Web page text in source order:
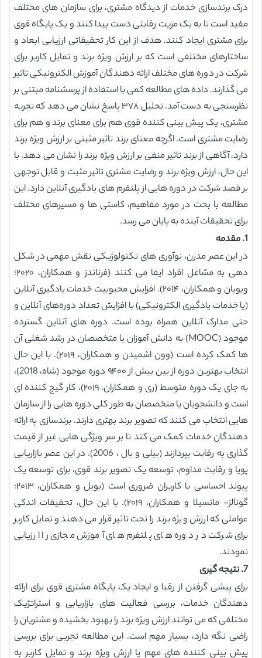
درک برندسازی خدمات از دیدگاه مشتری، برای سازمان های مختلف
مفید است تا به یک مزیت رقابتی دست پیدا کنند و یک پایگاه قوی
برای مشتری ایجاد کنند. هدف از این کار تحقیقاتی ارزیابی ابعاد و
ساختارهای مختلفی است که بر ارزش ویژه برند و تمایل کاربر برای
شرکت در دوره های مختلف ارائه دهندگان آموزش الکترونیکی تاثیر
می گذارند. داده های مطالعه کمی با استفاده از پرسشنامه مبتنی بر
نظرسنجی به دست آمد. تحلیل ۳۷۸ پاسخ نشان می دهد که تجربه
مشتری، یک پیش بینی کننده قوی هم برای معنای برند و هم برای
رضایت مشتری است. اگرچه معنای برند تاثیر مثبتی بر ارزش ویژه برند
دارد، آگاهی از برند تاثیر منفی بر ارزش ویژه برند را نشان می دهد. با
این حال، ارزش ویژه برند و رضایت مشتری تاثیر مثبت و قابل توجهی
بر قصد شرکت در دوره هایی از پلتفرم های یادگیری آنلاین دارد. این
مطالعه با بحث در مورد مفاهیم، کاستی ها و مسیرهای مختلف
برای تحقیقات آینده به پایان می رسد.
1. مقدمه
در این عصر مدرن، نوآوری های تکنولوژیکی نقش مهمی در شکل
دهی به مشاغل افراد ایفا می کنند (‏فرناندز و همکاران، ۲۰۲۰؛
ویویان و همکاران، ۲۰۱۴)‏. افزایش محبوبیت خدمات یادگیری آنلاین
(‏یا خدمات یادگیری الکترونیکی)‏ با افزایش تعداد دوره‌های آنلاین و
حتی مدارک آنلاین همراه بوده است. دوره های آنلاین گسترده
موجود (‏MOOC) ‏به دانش آموزان یا متخصصان در رشد شغلی آن
ها کمک کرده است (وون اشمیدن و همکاران، ۲۰۱۹)‏. با این حال
انتخاب بهترین دوره از بین بیش از ۹۴۰۰ دوره موجود (شاه، 2018)،
به جای یک دوره متوسط (‏ری و همکاران، ۲۰۱۹)‏، کار گیج کننده ای
است و دانشجویان یا متخصصان به طور کلی دوره هایی را از سازمان
هایی انتخاب می کنند که تصویر برند بهتری دارند. برندسازی به ارائه
دهندگان خدمات کمک می کند تا بر سر ویژگی هایی غیر از قیمت
گذاری به رقابت بپردازند (بیلی و بال ، 2006). در این عصر بازاریابی
پویا و رقابت مداوم، توسعه یک تصویر برند قوی، برای توسعه یک
پیوند احساسی با کاربران ضروری است (‏بویل و همکاران، ۲۰۱۳؛
گونالز- مانسیلا و همکاران، ۲۰۱۹)‏. با این حال، تحقیقات اندکی
عواملی که ارزش ویژه برند را تحت تاثیر قرار می دهند و تمایل کاربر
برای شرکت در دوره های پلتفرم های آموزش مجازی را ارزیابی
نمودند.
7. نتیجه گیری
برای پیشی گرفتن از رقبا و ایجاد یک پایگاه مشتری قوی برای ارائه
دهندگان خدمات، بررسی فعالیت های بازاریابی و استراتژیک
مختلفی که می توانند ارزش ویژه برند را بهبود بخشیده و مشتریان را
راضی نگه دارد، بسیار مهم است. این مطالعه تجربی برای بررسی
پیش بینی کننده های مهم یا ارزش ویژه برند و تمایل کاربر به